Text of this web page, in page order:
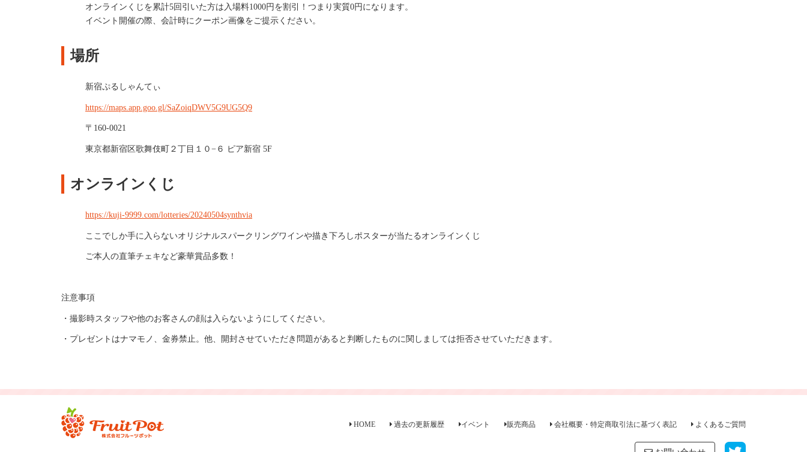
オンラインくじを 累計5回引いた方は入場料1000円を割引！つまり実質0円になります。
イベント開催の際、会計時にクーポン画像をご提示ください。
場所
新宿ぷるしゃんてぃ
https://maps.app.goo.gl/SaZoiqDWV5G9UG5Q9
〒160-0021
東京都新宿区歌舞伎町２丁目１０−６ ピア新宿 5F
オンラインくじ
https://kuji-9999.com/lotteries/20240504synthvia
ここでしか手に入らないオリジナルスパークリングワインや描き下ろしポスターが当たるオンラインくじ
ご本人の直筆チェキなど豪華賞品多数！
注意事項
・撮影時スタッフや他のお客さんの顔は入らないようにしてください。
・プレゼントはナマモノ、金券禁止。他、開封させていただき問題があると判断したものに関しましては拒否させていただきます。
HOME 過去の更新履歴 イベント 販売商品 会社概要・特定商取引法に基づく表記 よくあるご質問